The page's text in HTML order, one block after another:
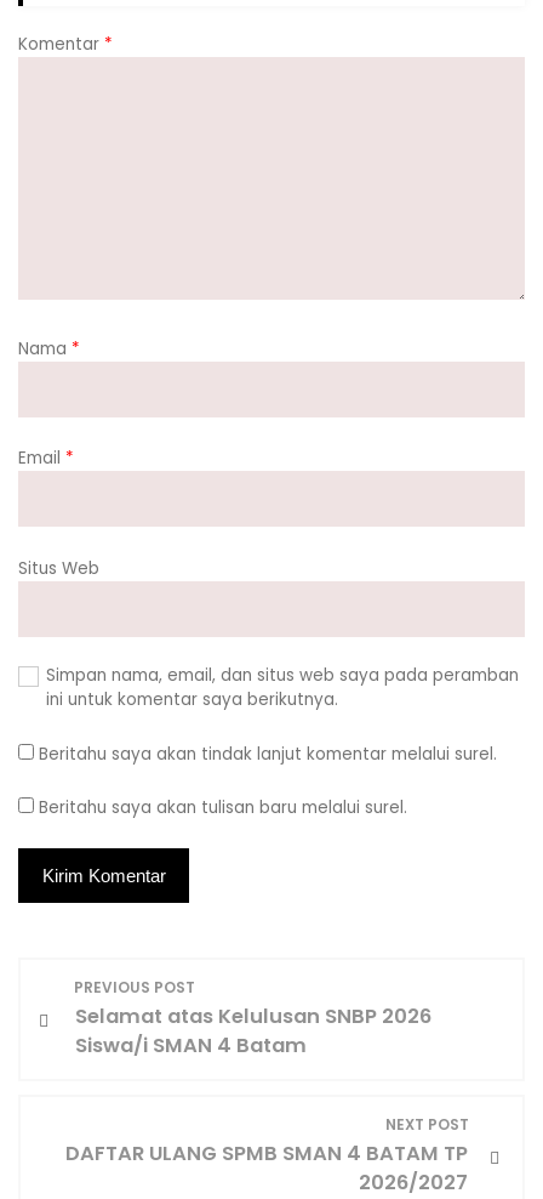
Komentar *
Nama *
Email *
Situs Web
Simpan nama, email, dan situs web saya pada peramban
ini untuk komentar saya berikutnya.
Beritahu saya akan tindak lanjut komentar melalui surel.
Beritahu saya akan tulisan baru melalui surel.
a
PREVIOUS POST
Selamat atas Kelulusan SNBP 2026
Siswa/i SMAN 4 Batam
NEXT POST
DAFTAR ULANG SPMB SMAN 4 BATAM TP
2026/2027